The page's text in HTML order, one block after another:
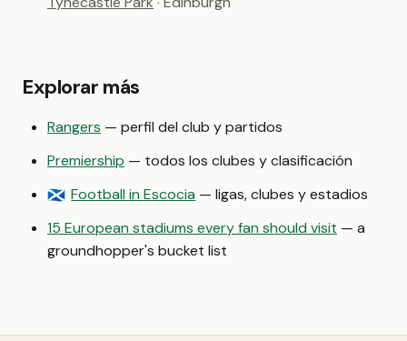
Explorar más
Rangers — perfil del club y partidos
Premiership — todos los clubes y clasificación
🏴󠁧󠁢󠁳󠁣󠁴󠁿 Football in Escocia — ligas, clubes y estadios
15 European stadiums every fan should visit — a
groundhopper's bucket list